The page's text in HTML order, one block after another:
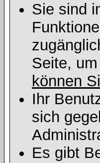
Sie sind
Seite,
können
Ihr
sich
Es gibt